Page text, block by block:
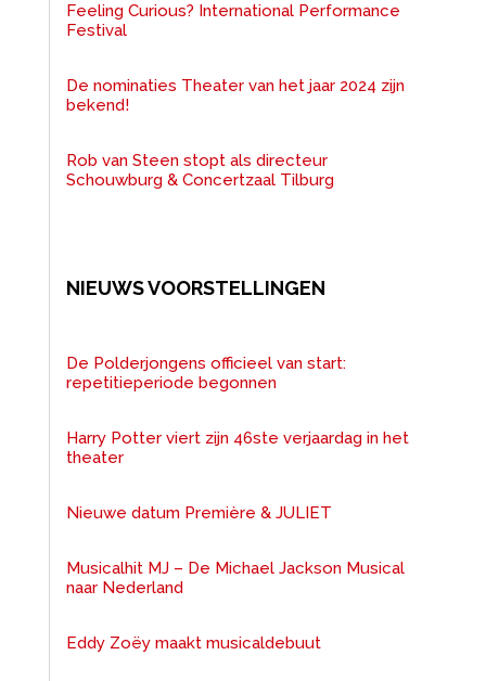
Feeling Curious? International Performance
Festival
De nominaties Theater van het jaar 2024 zijn
bekend!
Rob van Steen stopt als directeur
Schouwburg & Concertzaal Tilburg
NIEUWS VOORSTELLINGEN
De Polderjongens officieel van start:
repetitieperiode begonnen
Harry Potter viert zijn 46ste verjaardag in het
theater
Nieuwe datum Première & JULIET
Musicalhit MJ – De Michael Jackson Musical
naar Nederland
Eddy Zoëy maakt musicaldebuut